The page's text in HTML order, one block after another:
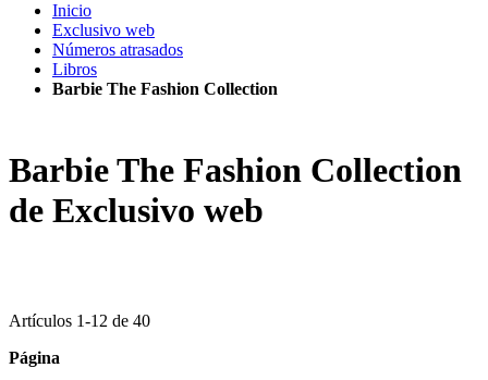
Inicio
Exclusivo web
Números atrasados
Libros
Barbie The Fashion Collection
Barbie The Fashion Collection
de Exclusivo web
Artículos 1-12 de 40
Página